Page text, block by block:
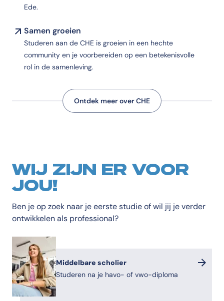
Ede.
Samen groeien
Studeren aan de CHE is groeien in een hechte
community en je voorbereiden op een betekenisvolle
rol in de samenleving.
Ontdek meer over CHE
WIJ ZIJN ER VOOR
JOU!
Ben je op zoek naar je eerste studie of wil jij je verder
ontwikkelen als professional?
Middelbare scholier
Studeren na je havo- of vwo-diploma